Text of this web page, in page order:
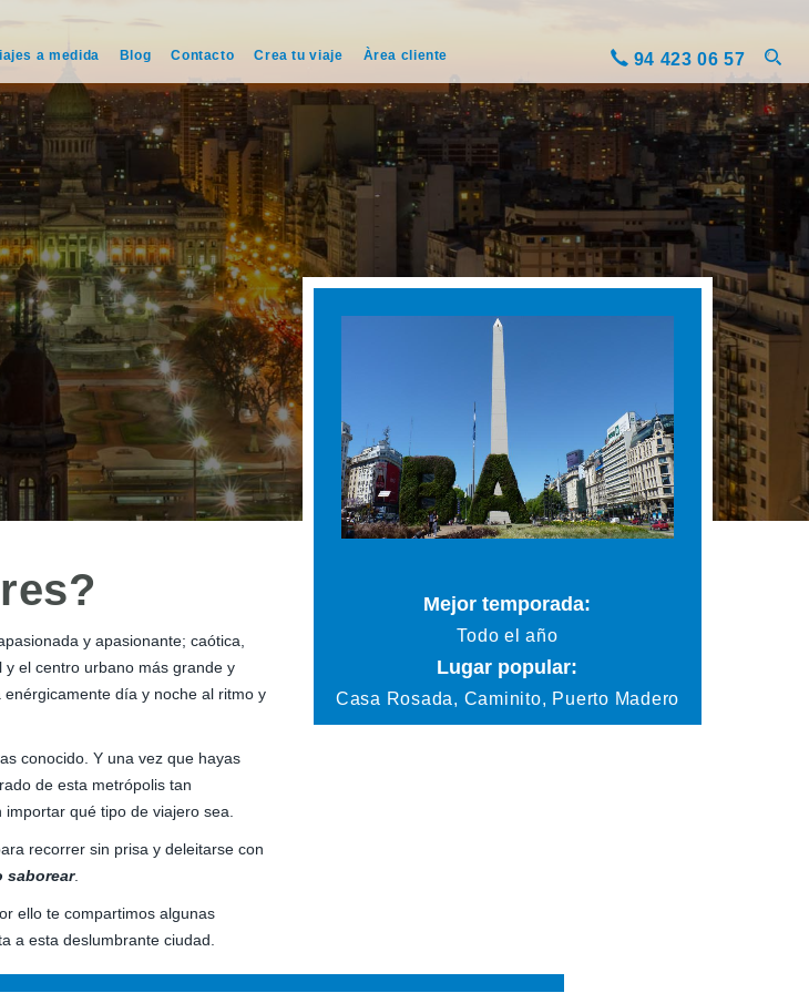
a medida Blog Contacto Crea tu viaje Àrea cliente 94 423 06 57
y apasionante; caótica,
y el centro urbano más grande y
día y noche al ritmo y
conocido. Y una vez que hayas
de esta metrópolis tan
qué tipo de viajero sea.
recorrer sin prisa y deleitarse con
saborear.
ello te compartimos algunas
a esta deslumbrante ciudad.
Mejor temporada:
Todo el año
Lugar popular:
Casa Rosada, Caminito, Puerto Madero